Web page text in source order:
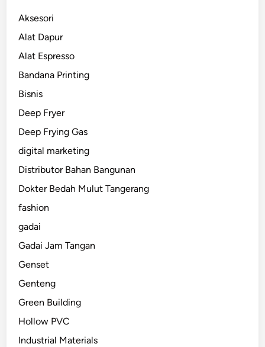
Aksesori
Alat Dapur
Alat Espresso
Bandana Printing
Bisnis
Deep Fryer
Deep Frying Gas
digital marketing
Distributor Bahan Bangunan
Dokter Bedah Mulut Tangerang
fashion
gadai
Gadai Jam Tangan
Genset
Genteng
Green Building
Hollow PVC
Industrial Materials